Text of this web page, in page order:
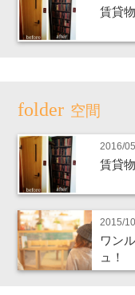
賃貸
空間
2016/
賃貸
2015/
ワン
ュ！